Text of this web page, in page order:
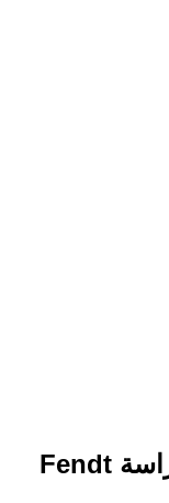
آلات الحصادة الدراسة Fendt